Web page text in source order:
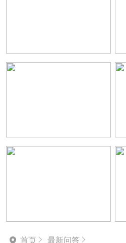
 首页 最新问答 